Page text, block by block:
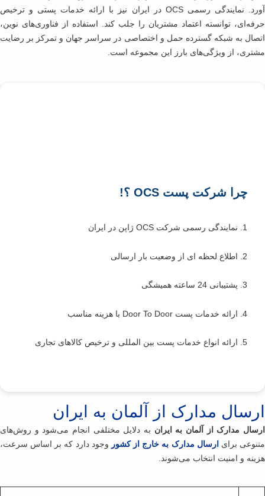
آورد. نمایندگی رسمی OCS در ایران نیز با ارائه خدمات پستی و ترخیص
توانسته اعتماد مشتریان را جلب کند. استفاده از فناوری‌های نوین،
به شبکه گسترده حمل و اختصاصی در سراسر جهان و تمرکز بر رضایت
از ویژگی‌های بارز این مجموعه است.
چرا شرکت پست OCS ؟!
مدارک از آلمان به ایران
مدارک از آلمان به ایران به دلایل مختلفی انجام می‌شود و روش‌های
برایارسال مدارک به خارج از کشوروجود دارد که بر اساس سرعت،
و امنیت انتخاب می‌شوند.